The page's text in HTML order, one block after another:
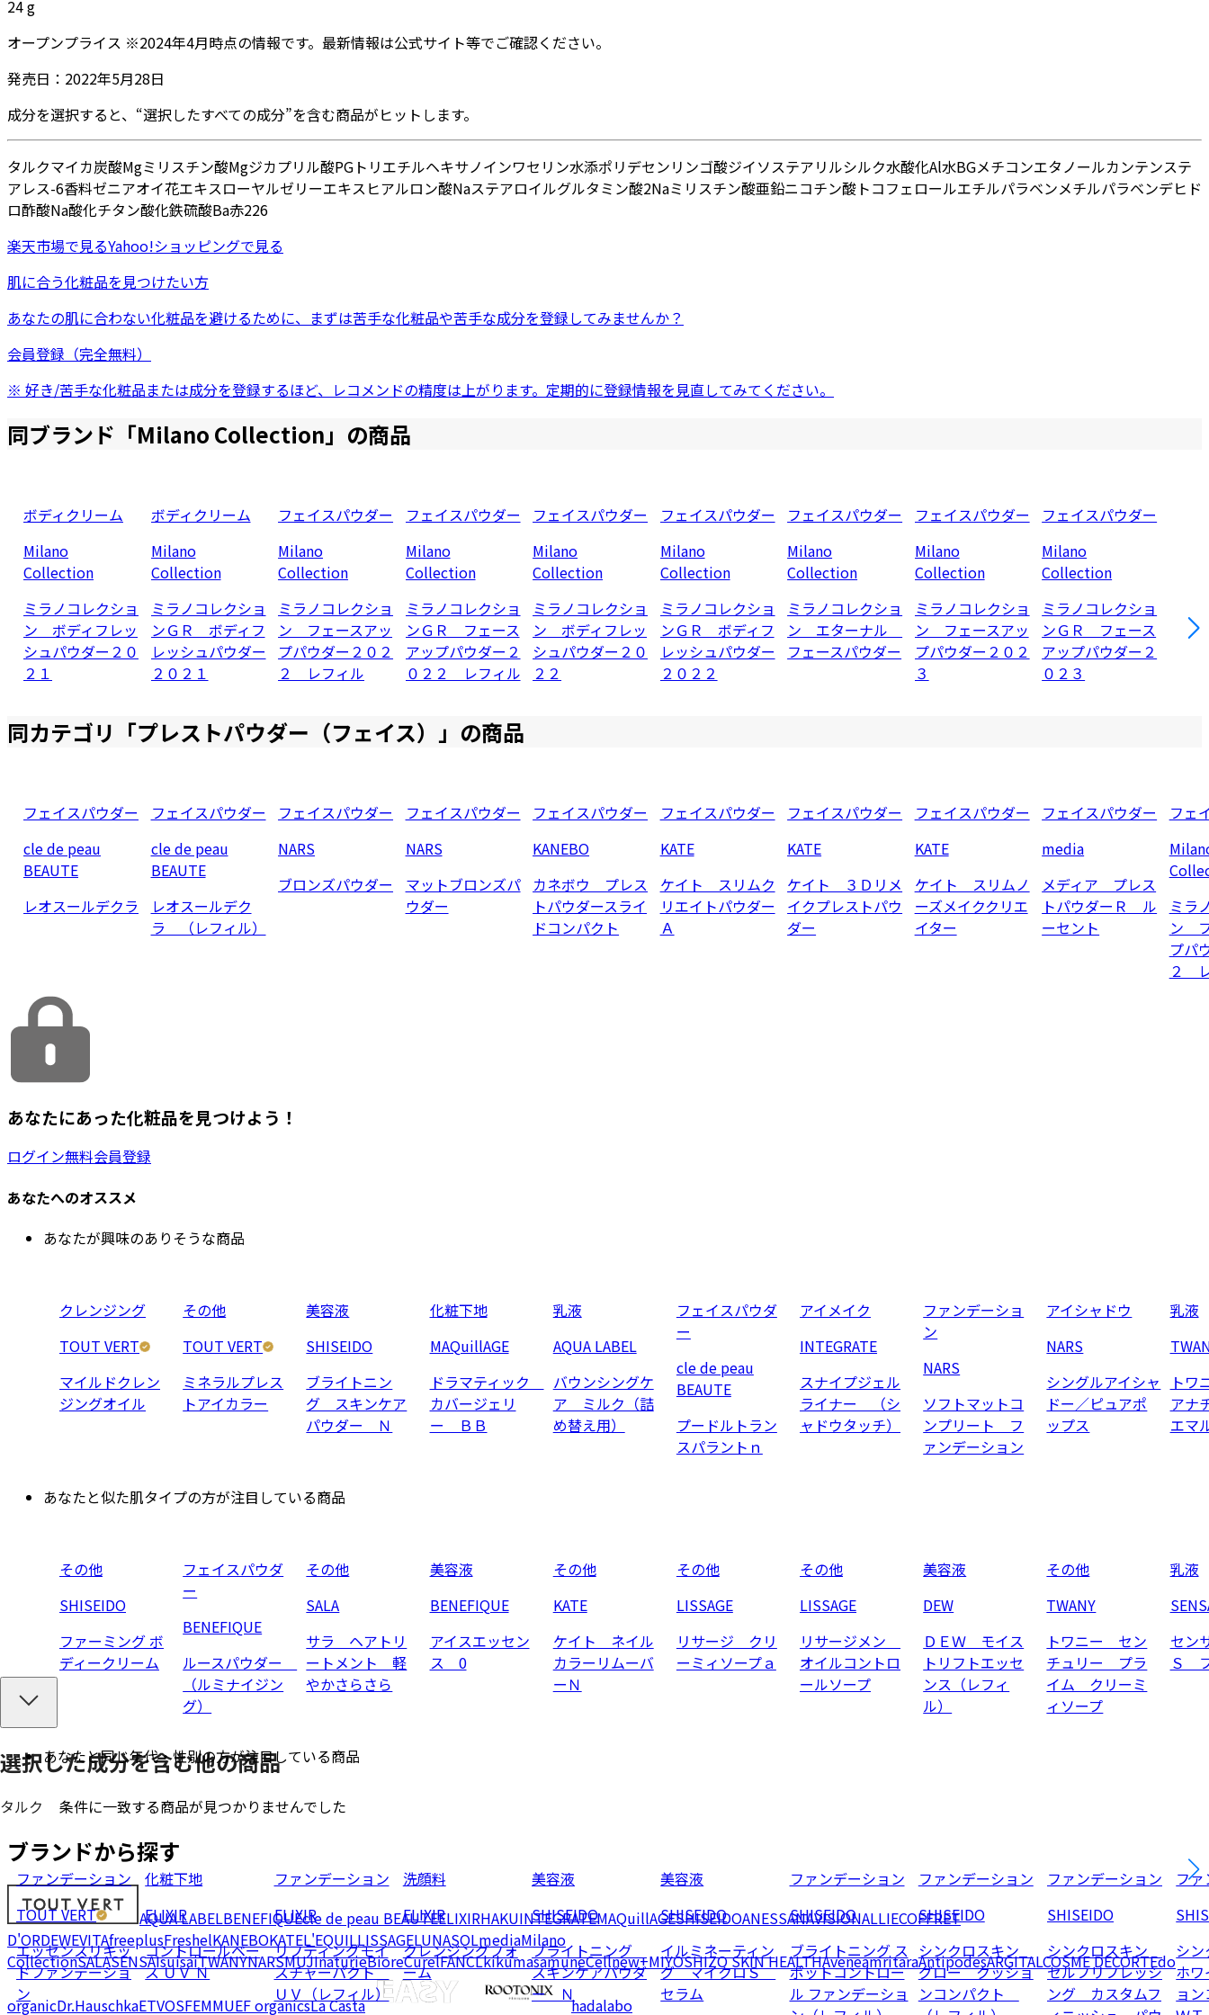
24g
オープンプライス ※2024年4月時点の情報です。最新情報は公式サイト等でご確認ください。
発売日： 2022年5月28日
成分を選択すると、“選択したすべての成分”を含む商品がヒットします。
タルクマイカ炭酸Mgミリスチン酸Mgジカプリル酸PG トリエチルヘキサノインワセリン水添ポリデセンリンゴ酸ジイソステアリルシルク水酸化Al水BGメチコンエタノールカンテンステ
アレス-6香料ゼニアオイ花エキスローヤルゼリーエキスヒアルロン酸Naステアロイルグルタミン酸2Naミリスチン酸亜鉛ニコチン酸トコフェロールエチルパラベンメチルパラベンデヒド
ロ酢酸Na酸化チタン酸化鉄硫酸Ba赤226
楽天市場で見るYahoo!ショッピングで見る
肌に合う化粧品を見つけたい方
あなたの肌に合わない化粧品を避けるために、まずは苦手な化粧品や苦手な成分を登録してみませんか？
会員登録（完全無料）
※ 好き/苦手な化粧品または成分を登録するほど、レコメンドの精度は上がります。定期的に登録情報を見直してみてください。
同ブランド「Milano Collection」の商品
ボディクリーム
Milano
Collection
ミラノコレクショ
ン ボディフレッ
シュパウダー２０
２１
ボディクリーム
Milano
Collection
ミラノコレクショ
ンＧＲ ボディフ
レッシュパウダー
２０２１
フェイスパウダー
Milano
Collection
ミラノコレクショ
ン フェースアッ
プパウダー２０２
２ レフィル
フェイスパウダー
Milano
Collection
ミラノコレクショ
ンＧＲ フェース
アップパウダー２
０２２ レフィル
フェイスパウダー
Milano
Collection
ミラノコレクショ
ン ボディフレッ
シュパウダー２０
２２
フェイスパウダー
Milano
Collection
ミラノコレクショ
ンＧＲ ボディフ
レッシュパウダー
２０２２
フェイスパウダー
Milano
Collection
ミラノコレクショ
ン エターナル
フェースパウダー
フェイスパウダー
Milano
Collection
ミラノコレクショ
ン フェースアッ
プパウダー２０２
３
フェイスパウダー
Milano
Collection
ミラノコレクショ
ンＧＲ フェース
アップパウダー２
０２３
同カテゴリ「プレストパウダー（フェイス） 」の商品
フェイスパウダー
cle de peau
BEAUTE
レオスールデクラ
フェイスパウダー
cle de peau
BEAUTE
レオスールデク
ラ （レフィル）
フェイスパウダー
NARS
ブロンズパウダー
フェイスパウダー
NARS
マットブロンズパ
ウダー
フェイスパウダー
KANEBO
カネボウ プレス
トパウダースライ
ドコンパクト
フェイスパウダー
KATE
ケイト スリムク
リエイトパウダー
Ａ
フェイスパウダー
KATE
ケイト ３Ｄリメ
イクプレストパウ
ダー
フェイスパウダー
KATE
ケイト スリムノ
ーズメイククリエ
イター
フェイスパウダー
media
メディア プレス
トパウダーＲ ル
ーセント
フェ
ミラ
ン
プパ
２
選択した成分を含む他の商品
タルク
ファンデーション
TOUT VERT
エッセンスリキッ
ドファンデーショ
ン
化粧下地
ELIXIR
コントロールベー
ス ＵＶ Ｎ
ファンデーション
ELIXIR
リフティングモイ
スチャーパクト
ＵＶ（レフィル）
洗顔料
ELIXIR
クレンジングフォ
ーム
美容液
SHISEIDO
ブライトニング
スキンケアパウダ
ー Ｎ
美容液
SHISEIDO
イルミネーティン
グ マイクロＳ
セラム
ファンデーション
SHISEIDO
ブライトニング ス
ポットコントロー
ル ファンデーショ
ファンデーション
SHISEIDO
シンクロスキン
グロー クッショ
ンコンパクト
ファンデーション
SHISEIDO
シンクロスキン
セルフリフレッシ
ング カスタムフ
フ
シ
ホ
ョ
あなたにあった化粧品を見つけよう！
ログイン無料会員登録
あなたへのオススメ
あなたが興味のありそうな商品
クレンジング
TOUT VERT
マイルドクレン
ジングオイル
その他
TOUT VERT
ミネラルプレス
トアイカラー
美容液
SHISEIDO
ブライトニン
グ スキンケア
パウダー Ｎ
化粧下地
MAQuillAGE
ドラマティック
カバージェリ
ー ＢＢ
乳液
AQUA LABEL
バウンシングケ
ア ミルク（詰
め替え用）
フェイスパウダ
ー
cle de peau
BEAUTE
プードルトラン
スパラントｎ
アイメイク
INTEGRATE
スナイプジェル
ライナー （シ
ャドウタッチ）
ファンデーショ
ン
NARS
ソフトマットコ
ンプリート フ
ァンデーション
アイシャドウ
NARS
シングルアイシャ
ドー／ピュアポ
ップス
乳液
ト
アナ
エマ
あなたと似た肌タイプの方が注目している商品
その他
SHISEIDO
ファーミング ボ
ディークリーム
フェイスパウダ
ー
BENEFIQUE
ルースパウダー
（ルミナイジン
グ）
その他
SALA
サラ ヘアトリ
ートメント 軽
やかさらさら
美容液
BENEFIQUE
アイスエッセン
ス 0
その他
KATE
ケイト ネイル
カラーリムーバ
ーＮ
その他
LISSAGE
リサージ クリ
ーミィソープａ
その他
LISSAGE
リサージメン
オイルコントロ
ールソープ
美容液
DEW
ＤＥＷ モイス
トリフトエッセ
ンス（レフィ
ル）
その他
TWANY
トワニー セン
チュリー プラ
イム クリーミ
ィソープ
乳液
セン
Ｓ
あなたと同じ年代・性別の方が注目している商品
条件に一致する商品が見つかりませんでした
ブランドから探す
AQUA LABELBENEFIQUEcle de peau BEAUTEELIXIRHAKUINTEGRATEMAQuillAGESHISEIDOANESSANAVISIONALLIECOFFRET
D'ORDEWEVITAfreeplusFreshelKANEBOKATEL'EQUILLISSAGELUNASOLmediaMilano
CollectionSALASENSAIsuisaiTWANYNARSMUJInaturieBioreCurelFANCLkikumasamuneCellnew+MIYOSHIZO SKIN HEALTHAveneamritaraAntipodesARGITALCOSME DECORTEdo
organicDr.HauschkaETVOSFEMMUEF organicsLa Casta hadalabo